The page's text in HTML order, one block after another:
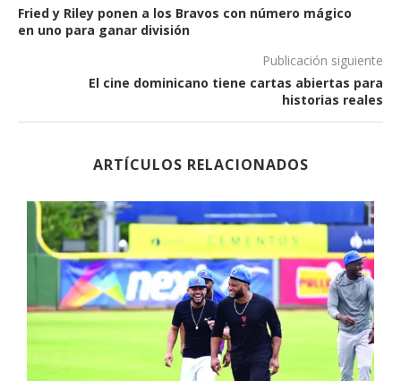
Fried y Riley ponen a los Bravos con número mágico
en uno para ganar división
Publicación siguiente
El cine dominicano tiene cartas abiertas para
historias reales
ARTÍCULOS RELACIONADOS